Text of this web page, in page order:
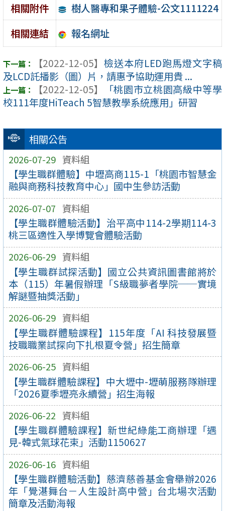
相關公告
2026-07-29 資料組
【學生職群體驗】中壢高商115-1「桃園市智慧金
融與商務科技教育中心」國中生參訪活動
2026-07-07 資料組
【學生職群體驗活動】治平高中114-2學期114-3
桃三區適性入學博覽會體驗活動
2026-06-29 資料組
【學生職群試探活動】國立公共資訊圖書館將於
本（115）年暑假辦理「S級職夢者學院──實境
解謎暨抽獎活動」
2026-06-29 資料組
【學生職群體驗課程】115年度「AI 科技發展暨
技職職業試探向下扎根夏令營」招生簡章
2026-06-25 資料組
【學生職群體驗課程】中大壢中-壢萌服務隊辦理
「2026夏季壢亮永續營」招生海報
2026-06-22 資料組
【學生職群體驗課程】新世紀綠能工商辦理「遇
見-韓式氣球花束」活動1150627
2026-06-16 資料組
【學生職群體驗活動】慈濟慈善基金會舉辦2026
年「覺湛舞台－人生設計高中營」台北場次活動
簡章及活動海報
相關附件
樹人醫專和果子體驗-公文1111224
相關連結
報名網址
【2022-12-05】 檢送本府LED跑馬燈文字稿
及LCD託播影（圖）片，請惠予協助運用貴 ...
【2022-12-05】
「桃園市立桃園高級中等學
校111年度HiTeach 5智慧教學系統應用」研習